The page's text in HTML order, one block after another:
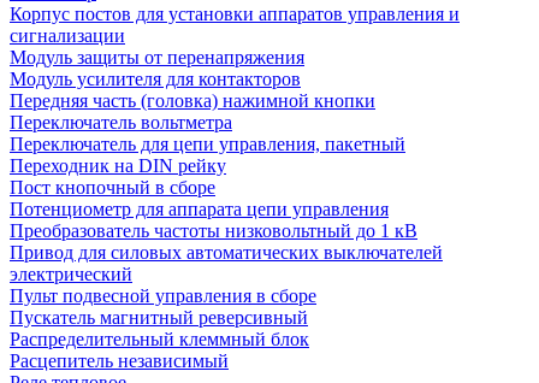
Корпус постов для установки аппаратов управления и
сигнализации
Модуль защиты от перенапряжения
Модуль усилителя для контакторов
Передняя часть (головка) нажимной кнопки
Переключатель вольтметра
Переключатель для цепи управления, пакетный
Переходник на DIN рейку
Пост кнопочный в сборе
Потенциометр для аппарата цепи управления
Преобразователь частоты низковольтный до 1 кВ
Привод для силовых автоматических выключателей
электрический
Пульт подвесной управления в сборе
Пускатель магнитный реверсивный
Распределительный клеммный блок
Расцепитель независимый